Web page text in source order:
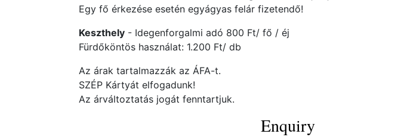
Egy fő érkezése esetén egyágyas felár fizetendő!
Keszthely - Idegenforgalmi adó 800 Ft/ fő / éj
Fürdőköntös használat: 1.200 Ft/ db
Az árak tartalmazzák az ÁFA-t.
SZÉP Kártyát elfogadunk!
Az árváltoztatás jogát fenntartjuk.
Enquiry